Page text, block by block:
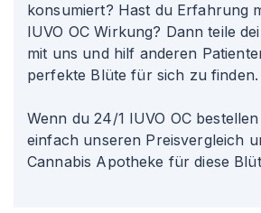
konsumiert? Hast du Erfahrung
IUVO OC Wirkung? Dann teile
mit uns und hilf anderen
perfekte Blüte für sich zu finden.
Wenn du 24/1 IUVO OC
einfach unseren Preisvergleich
Cannabis Apotheke für diese